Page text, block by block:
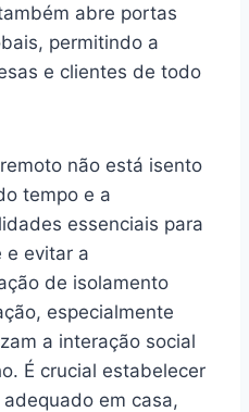
abre portas
permitindo a
e clientes de todo
não está isento
tempo e a
essenciais para
e evitar a
de isolamento
especialmente
a interação social
É crucial estabelecer
em casa,